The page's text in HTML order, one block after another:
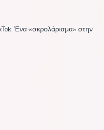
Ένα «σκρολάρισμα» στην